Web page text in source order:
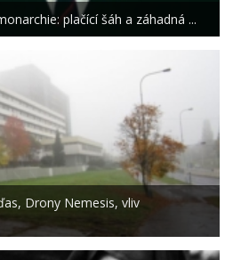
plačící šáh a záhadná ...
Drony Nemesis, vliv